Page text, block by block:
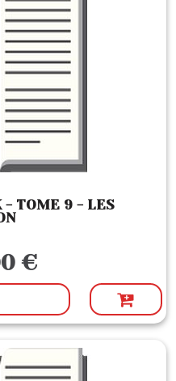
- TOME 9 - LES
€